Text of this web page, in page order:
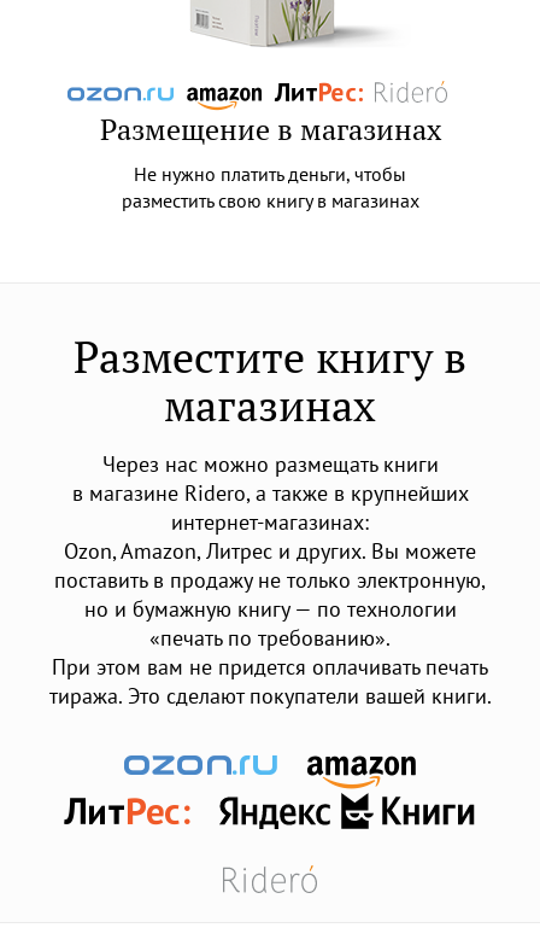
Размещение в магазинах
Не нужно платить деньги, чтобы
разместить свою книгу в магазинах
Разместите книгу в
магазинах
Через нас можно размещать книги
в магазине Ridero, а также в крупнейших
интернет-магазинах:
Ozon, Amazon, Литрес и других. Вы можете
поставить в продажу не только электронную,
но и бумажную книгу — по технологии
«печать по требованию».
При этом вам не придется оплачивать печать
тиража. Это сделают покупатели вашей книги.